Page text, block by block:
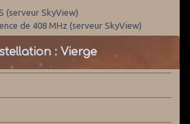
(serveur SkyView)
de 408 MHz (serveur SkyView)
: Vierge